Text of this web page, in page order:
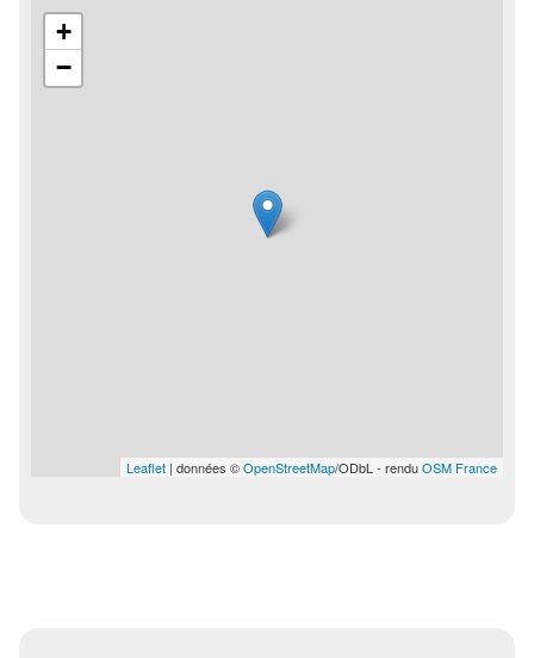
+
−
Leaflet | données ©OpenStreetMap/ODbL - renduOSM France